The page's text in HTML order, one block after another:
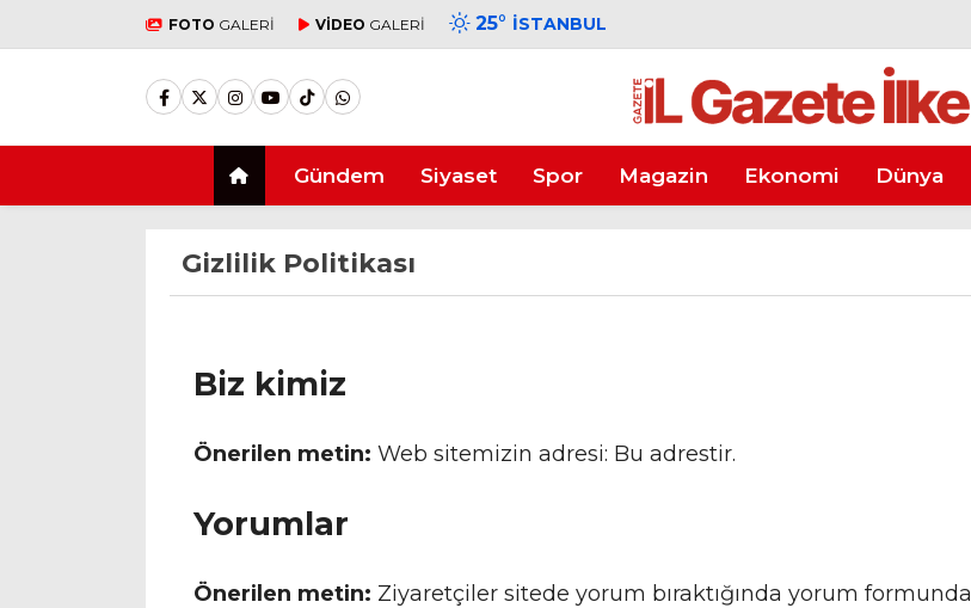
FOTO GALERİ VİDEO GALERİ 25° İSTANBUL
Gündem Siyaset Spor Magazin Ekonomi Dünya
Gizlilik Politikası
Biz kimiz
Önerilen metin: Web sitemizin adresi: Bu adrestir.
Yorumlar
Önerilen metin: Ziyaretçiler sitede yorum bıraktığında yorum formunda